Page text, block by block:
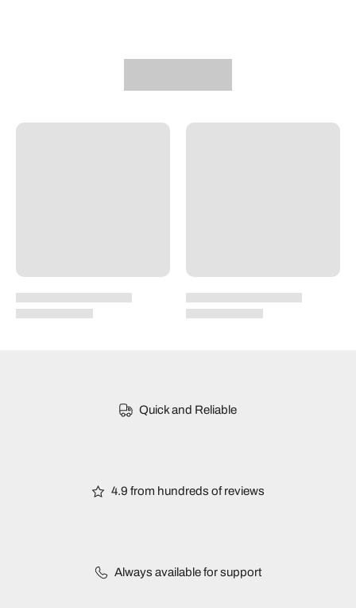
Quick and Reliable
4.9 from hundreds of reviews
Always available for support